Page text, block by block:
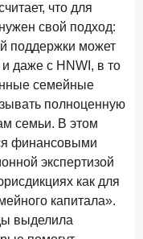
что для
свой подход:
поддержки может
даже с HNWI, в то
семейные
полноценную
семьи. В этом
финансовыми
экспертизой
как для
капитала».
выделила